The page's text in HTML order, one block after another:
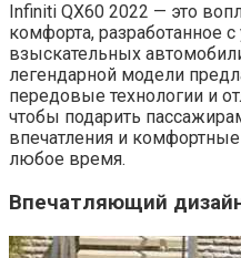
Infiniti QX60 2022 — это
комфорта, разработанное
взыскательных
легендарной модели
передовые технологии и
чтобы подарить
впечатления и
любое время.
Впечатляющий